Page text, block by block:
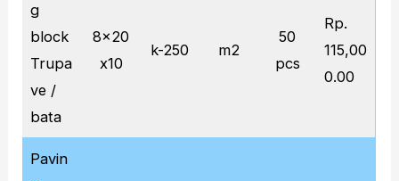
g
block
Trupa
ve /
bata
8x20
x10
k-250 m2
50
pcs
Rp.
115,00
0.00
Pavin